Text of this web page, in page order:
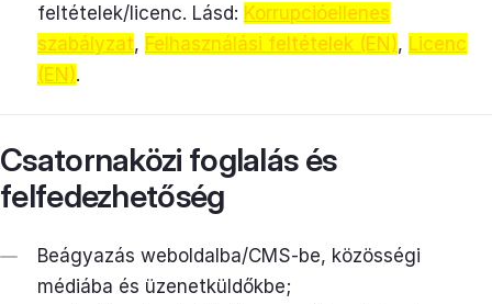
feltételek/licenc. Lásd: Korrupcióellenes
szabályzat, Felhasználási feltételek (EN), Licenc
(EN).
Csatornaközi foglalás és
felfedezhetőség
Beágyazás weboldalba/CMS-be, közösségi
médiába és üzenetküldőkbe;